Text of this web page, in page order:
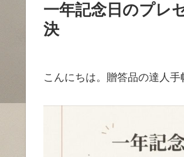
一年記念日のプレ
決
こんにちは。贈答品の達人手